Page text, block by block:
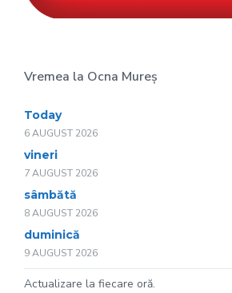
Vremea la Ocna Mureș
Today
6 AUGUST 2026
vineri
7 AUGUST 2026
sâmbătă
8 AUGUST 2026
duminică
9 AUGUST 2026
Actualizare la fiecare oră.